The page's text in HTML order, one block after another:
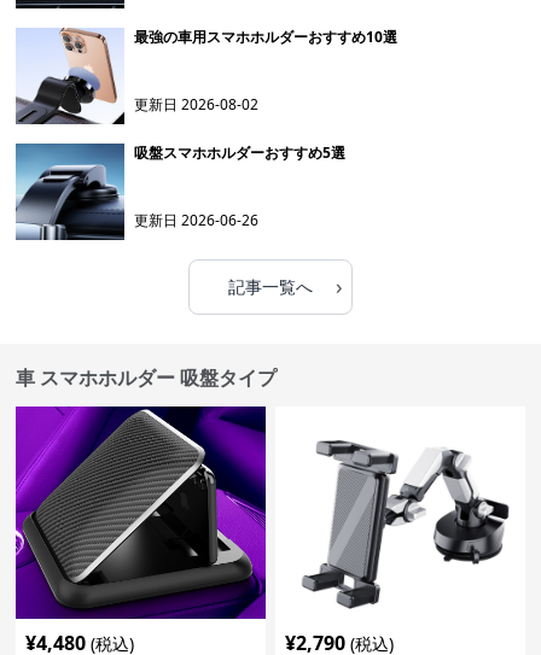
最強の車用スマホホルダーおすすめ10選
更新日2026-08-02
吸盤スマホホルダーおすすめ5選
更新日2026-06-26
記事一覧へ ›
車 スマホホルダー 吸盤タイプ
¥4,480 (税込) ¥2,790 (税込)